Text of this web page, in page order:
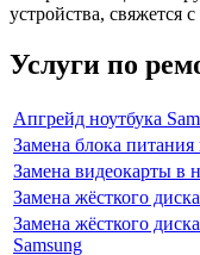
устройства, свяжется
Услуги по
Апгрейд ноутбука
Замена блока питания
Замена видеокарты в
Замена жёсткого
Замена жёсткого
Samsung